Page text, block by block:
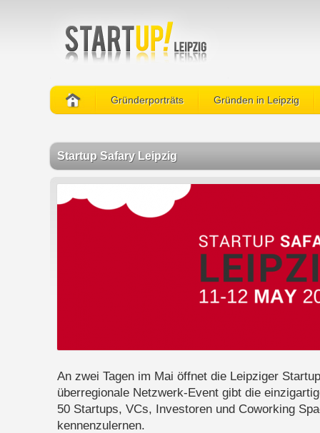
Gründerporträts Gründen in Leipzig
Startup Safary Leipzig
An zwei Tagen im Mai öffnet die Leipziger
überregionale Netzwerk-Event gibt die
50 Startups, VCs, Investoren und Coworking
kennenzulernen.